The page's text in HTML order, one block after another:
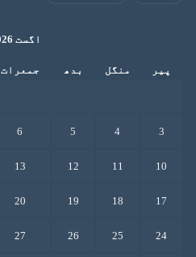
اگست 2026
پیر منگل بدھ جمعرات
3
4
5
6
10
11
12
13
17
18
19
20
24
25
26
27